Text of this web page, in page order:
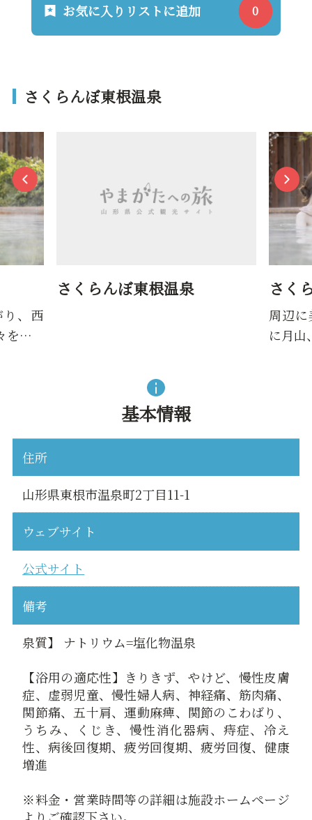
お気に入りリストに追加
さくらんぼ東根温泉
、西
を…
さくらんぼ東根温泉 さく
周辺
に月
基本情報
住所
山形県東根市温泉町2丁目11-1
ウェブサイト
公式サイト
備考
泉質】 ナトリウム=塩化物温泉
【浴用の適応性】きりきず、やけど、慢性皮膚
症、虚弱児童、慢性婦人病、神経痛、筋肉痛、
関節痛、五十肩、運動麻痺、関節のこわばり、
うちみ、くじき、慢性消化器病、痔症、冷え
性、病後回復期、疲労回復期、疲労回復、健康
増進
※料金・営業時間等の詳細は施設ホームページ